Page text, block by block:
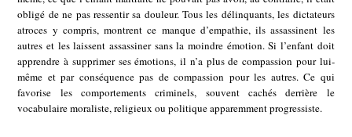
obligé de ne pas ressentir sa douleur. Tous les délinquants, les dictateurs
atroces y compris, montrent ce manque d’empathie, ils assassinent les
autres et les laissent assassiner sans la moindre émotion. Si l’enfant doit
apprendre à supprimer ses émotions, il n’a plus de compassion pour lui-
même et par conséquence pas de compassion pour les autres. Ce qui
favorise les comportements criminels, souvent cachés derrière le
vocabulaire moraliste, religieux ou politique apparemment progressiste.